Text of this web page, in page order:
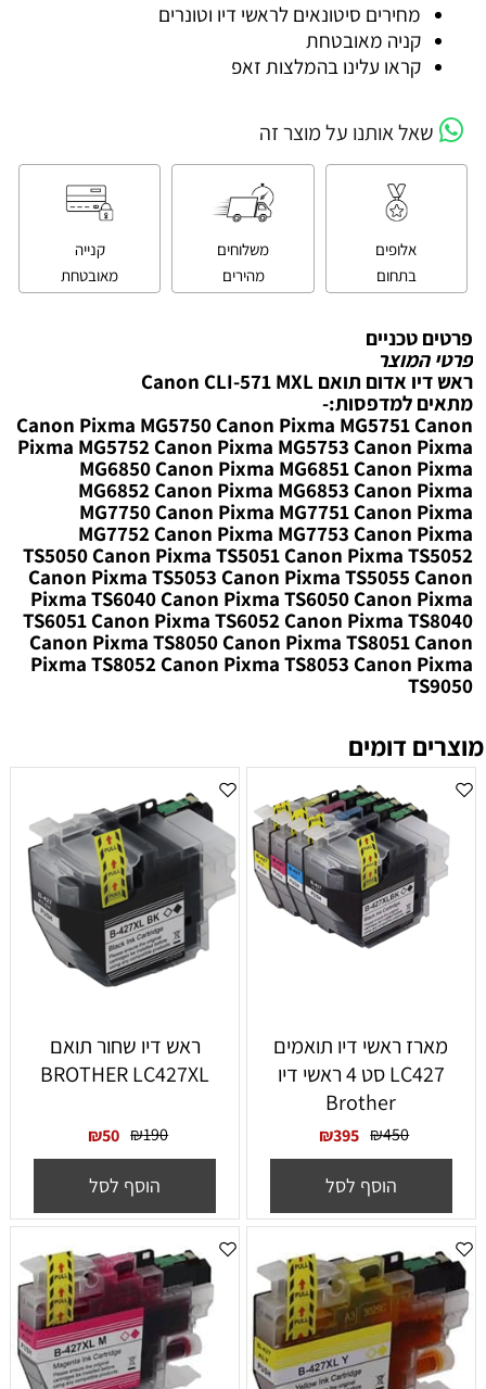
מחירים סיטונאים לראשי דיו וטונרים
קניה מאובטחת
קראו עלינו בהמלצות זאפ
שאל אותנו על מוצר זה
אלופים
בתחום
משלוחים
מהירים
קנייה
מאובטחת
פרטים טכניים
פרטי המוצר
ראש דיו אדום תואם Canon CLI-571 MXL
מתאים למדפסות:-
Canon Pixma MG5750 Canon Pixma MG5751 Canon
Pixma MG5752 Canon Pixma MG5753 Canon Pixma
MG6850 Canon Pixma MG6851 Canon Pixma
MG6852 Canon Pixma MG6853 Canon Pixma
MG7750 Canon Pixma MG7751 Canon Pixma
MG7752 Canon Pixma MG7753 Canon Pixma
TS5050 Canon Pixma TS5051 Canon Pixma TS5052
Canon Pixma TS5053 Canon Pixma TS5055 Canon
Pixma TS6040 Canon Pixma TS6050 Canon Pixma
TS6051 Canon Pixma TS6052 Canon Pixma TS8040
Canon Pixma TS8050 Canon Pixma TS8051 Canon
Pixma TS8052 Canon Pixma TS8053 Canon Pixma
TS9050
מוצרים דומים
‏מארז ראשי דיו תואמים
LC427 סט 4 ראשי דיו
Brother
₪450
₪395
הוסף לסל
ראש דיו שחור תואם
BROTHER LC427XL
₪190
₪50
הוסף לסל